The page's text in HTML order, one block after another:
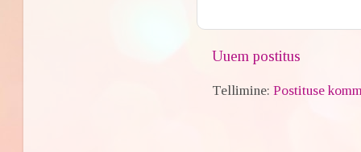
Uuem postitus
Tellimine:Postituse